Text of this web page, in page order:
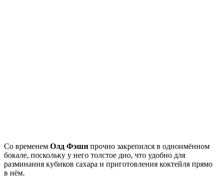
Со временем Олд Фэшн прочно закрепился в одноимённом
бокале, поскольку у него толстое дно, что удобно для
разминания кубиков сахара и приготовления коктейля прямо
в нём.